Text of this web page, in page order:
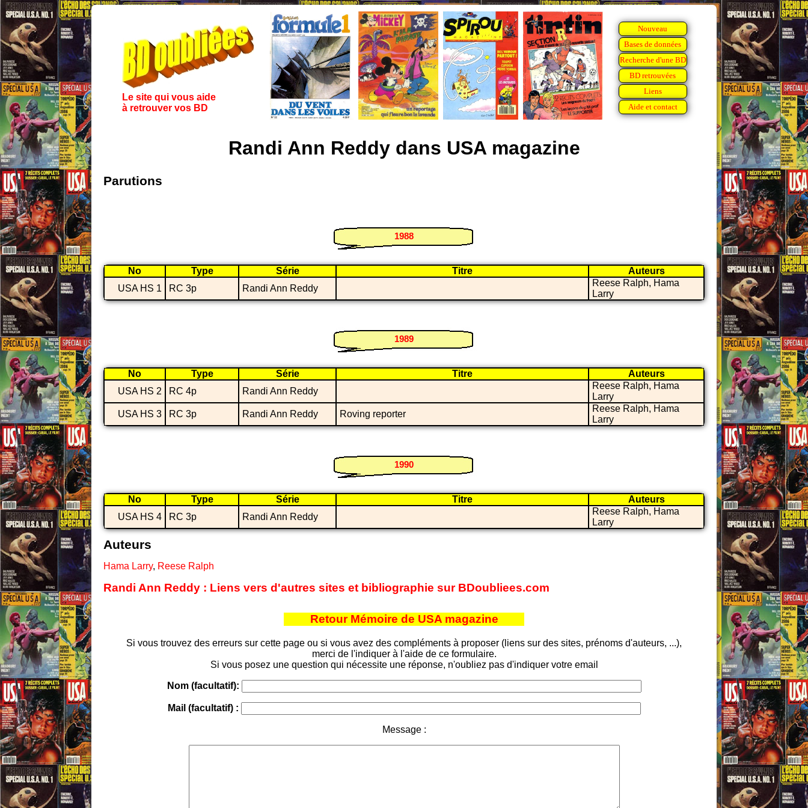
Le site qui vous aide
à retrouver vos BD
Nouveau
Bases de données
Recherche d'une BD
BD retrouvées
Liens
Aide et contact
Randi Ann Reddy dans USA magazine
Parutions
1988
No Type Série Titre
Auteurs
USA HS 1
RC 3p Randi Ann Reddy
Reese Ralph, Hama
Larry
1989
No Type Série Titre
Auteurs
USA HS 2
RC 4p Randi Ann Reddy
Reese Ralph, Hama
Larry
USA HS 3
RC 3p Randi Ann Reddy Roving reporter
Reese Ralph, Hama
Larry
1990
No Type Série Titre
Auteurs
USA HS 4
RC 3p Randi Ann Reddy
Reese Ralph, Hama
Larry
Auteurs
Hama Larry, Reese Ralph
Randi Ann Reddy : Liens vers d'autres sites et bibliographie sur BDoubliees.com
Retour Mémoire de USA magazine
Si vous trouvez des erreurs sur cette page ou si vous avez des compléments à proposer (liens sur des sites, prénoms d'auteurs, ...),
merci de l'indiquer à l'aide de ce formulaire.
Si vous posez une question qui nécessite une réponse, n'oubliez pas d'indiquer votre email
Nom (facultatif):
Mail (facultatif) :
Message :